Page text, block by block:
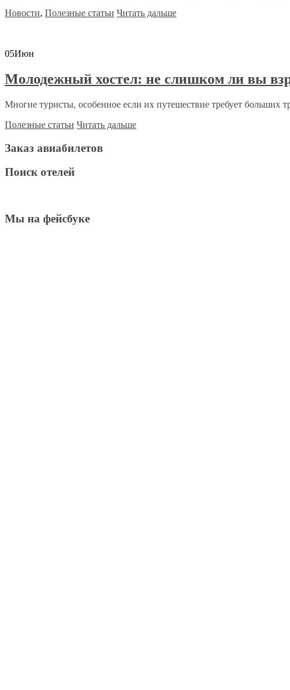
Новости, Полезные статьи Читать дальше
05Июн
Молодежный хостел: не слишком ли вы
Многие туристы, особенное если их путешествие требует больших
Полезные статьи Читать дальше
Заказ авиабилетов
Поиск отелей
Мы на фейсбуке